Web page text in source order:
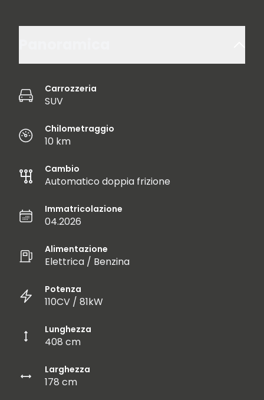
Carrozzeria
SUV
Chilometraggio
10 km
Cambio
Automatico doppia frizione
Immatricolazione
04.2026
Alimentazione
Elettrica / Benzina
Potenza
110CV / 81kW
Lunghezza
408 cm
Larghezza
178 cm